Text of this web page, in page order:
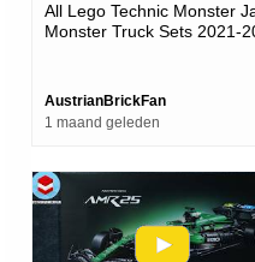
All Lego Technic Monster
Monster Truck Sets 2021-
AustrianBrickFan
1 maand geleden